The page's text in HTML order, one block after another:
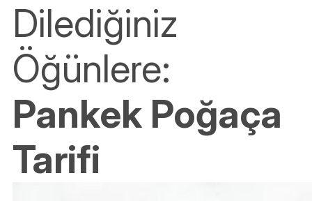
Dilediğiniz
Öğünlere:
Pankek Poğaça
Tarifi